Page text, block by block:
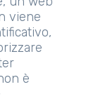
viene
è